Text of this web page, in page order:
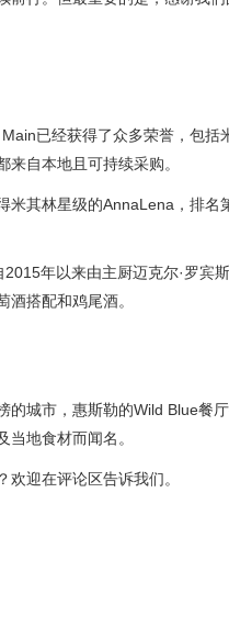
已经获得了众多荣誉，包
自本地且可持续采购。
米其林星级的AnnaLena，排名
年以来由主厨迈克尔·罗宾
搭配和鸡尾酒。
的城市，惠斯勒的Wild Blue餐
地食材而闻名。
欢迎在评论区告诉我们。